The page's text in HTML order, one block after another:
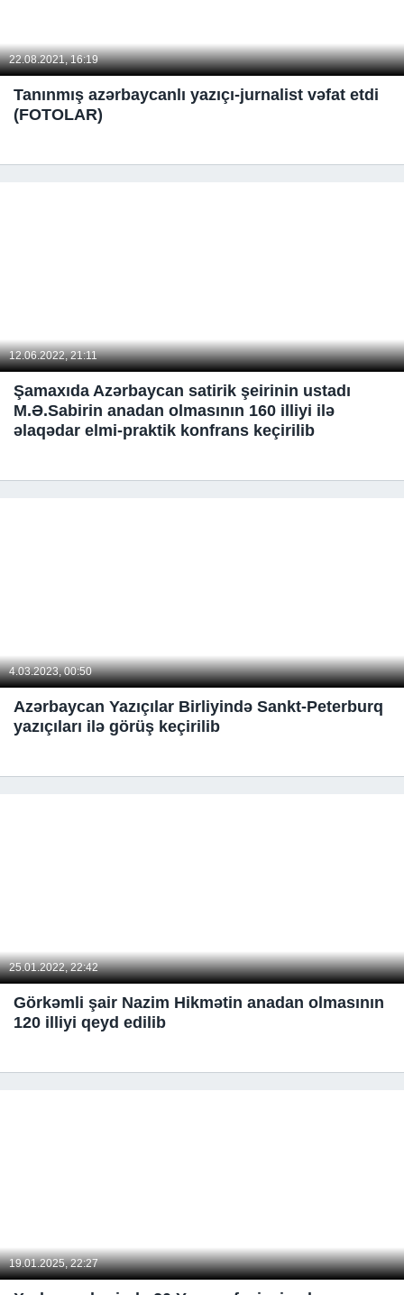
22.08.2021, 16:19
Tanınmış azərbaycanlı yazıçı-jurnalist vəfat etdi
(FOTOLAR)
12.06.2022, 21:11
Şamaxıda Azərbaycan satirik şeirinin ustadı
M.Ə.Sabirin anadan olmasının 160 illiyi ilə
əlaqədar elmi-praktik konfrans keçirilib
4.03.2023, 00:50
Azərbaycan Yazıçılar Birliyində Sankt-Peterburq
yazıçıları ilə görüş keçirilib
25.01.2022, 22:42
Görkəmli şair Nazim Hikmətin anadan olmasının
120 illiyi qeyd edilib
19.01.2025, 22:27